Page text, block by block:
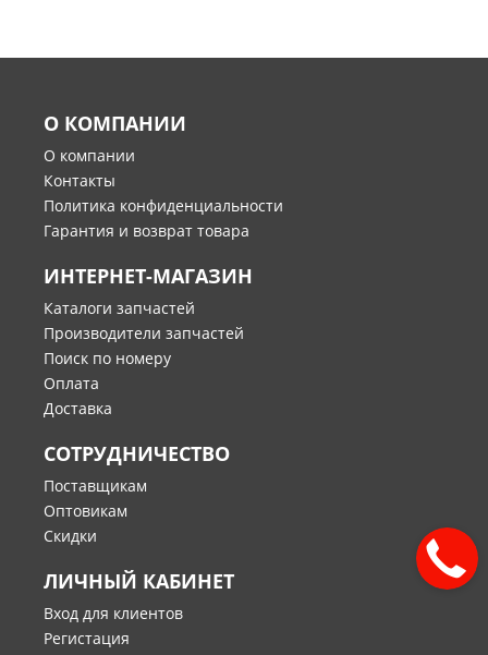
О КОМПАНИИ
О компании
Контакты
Политика конфиденциальности
Гарантия и возврат товара
ИНТЕРНЕТ-МАГАЗИН
Каталоги запчастей
Производители запчастей
Поиск по номеру
Оплата
Доставка
СОТРУДНИЧЕСТВО
Поставщикам
Оптовикам
Скидки
ЛИЧНЫЙ КАБИНЕТ
Вход для клиентов
Регистация